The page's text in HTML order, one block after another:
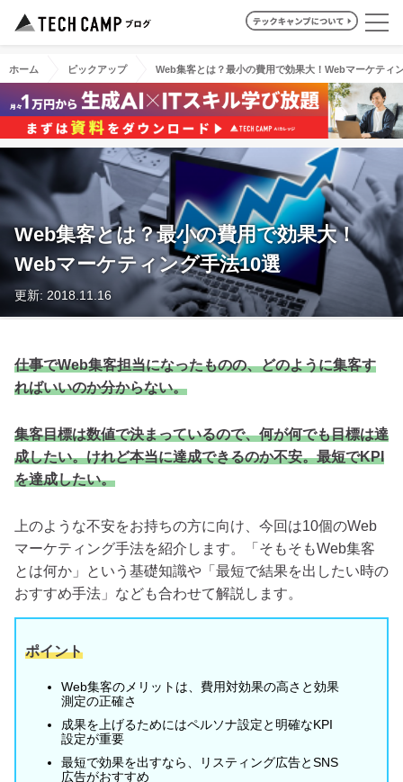
ホーム ピックアップ Web集客とは？最小の費用で効果大！Webマーケティ
Web集客とは？最小の費用で効果大！
Webマーケティング手法10選
更新: 2018.11.16
仕事でWeb集客担当になったものの、どのように集客す
ればいいのか分からない。
集客目標は数値で決まっているので、何が何でも目標は達
成したい。けれど本当に達成できるのか不安。最短でKPI
を達成したい。
上のような不安をお持ちの方に向け、今回は10個のWeb
マーケティング手法を紹介します。「そもそもWeb集客
とは何か」という基礎知識や「最短で結果を出したい時の
おすすめ手法」なども合わせて解説します。
ポイント
Web集客のメリットは、費用対効果の高さと効果
測定の正確さ
成果を上げるためにはペルソナ設定と明確なKPI
設定が重要
最短で効果を出すなら、リスティング広告とSNS
広告がおすすめ